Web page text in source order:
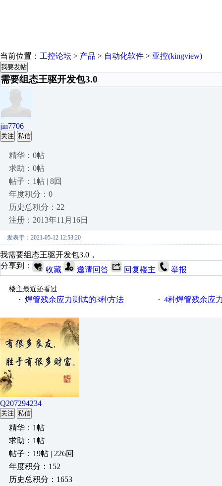
当前位置： 工控论坛 > 产品 > 自动化软件 > 亚控(kingview)
我要发帖
需要组态王驱开发包3.0
jin7706
关注 私信
精华：0帖
求助：0帖
帖子：1帖 | 8回
年度积分：0
历史总积分：22
注册：2013年11月16日
发表于：2021-05-12 12:53:20
我需要组态王驱开发包3.0，
分享到：
收藏 邀请回答 回复楼主 举报
楼主最近还看过
· 焊管残余应力测试的3种方法 · 4种焊管残余应
Q207294234
关注 私信
精华：1帖
求助：1帖
帖子：19帖 | 226回
年度积分：152
历史总积分：1653